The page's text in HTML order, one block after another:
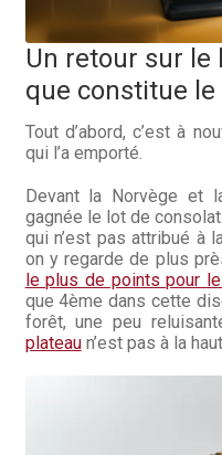
Mon Compte
Partenaires
Plan du site
Politique de confidentialité
Politique en matière de
Questions / Réponses
Un retour sur le
que constitue le
Tout d’abord, c’est à
qui l’a emporté.
Devant la Norvège et
gagnée le lot de
qui n’est pas attribué à
on y regarde de plus
le plus de points pour
que 4ème dans cette
forêt, une peu
plateaun’est pas à la